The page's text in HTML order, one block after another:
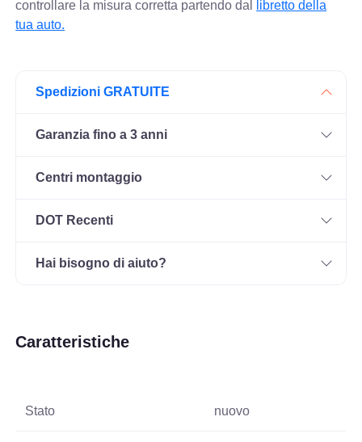
controllare la misura corretta partendo dal
libretto della
tua auto.
Spedizioni GRATUITE
Garanzia fino a 3 anni
Centri montaggio
DOT Recenti
Hai bisogno di aiuto?
Caratteristiche
Stato nuovo